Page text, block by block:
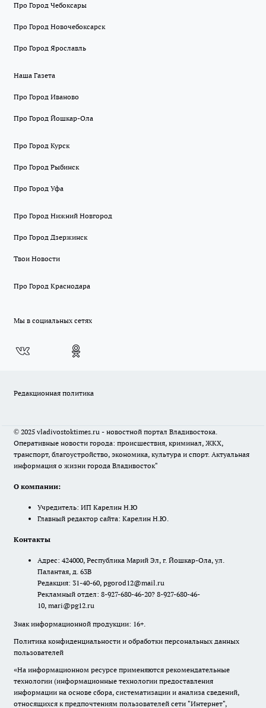
Про Город Чебоксары
Про Город Новочебоксарск
Про Город Ярославль
Наша Газета
Про Город Иваново
Про Город Йошкар-Ола
Про Город Курск
Про Город Рыбинск
Про Город Уфа
Про Город Нижний Новгород
Про Город Дзержинск
Твои Новости
Про Город Краснодара
Мы в социальных сетях
Редакционная политика
© 2025 vladivostoktimes.ru - новостной портал Владивостока.
Оперативные новости города: происшествия, криминал, ЖКХ,
транспорт, благоустройство, экономика, культура и спорт. Актуальная
информация о жизни города Владивосток"
О компании:
Учредитель: ИП Карелин Н.Ю
Главный редактор сайта: Карелин Н.Ю.
Контакты
Адрес: 424000, Республика Марий Эл, г. Йошкар-Ола, ул.
Палантая, д. 63В
Редакция: 31-40-60, pgorod12@mail.ru
Рекламный отдел: 8-927-680-46-20? 8-927-680-46-
10, mari@pg12.ru
Знак информационной продукции: 16+.
Политика конфиденциальности и обработки персональных данных
пользователей
«На информационном ресурсе применяются рекомендательные
технологии (информационные технологии предоставления
информации на основе сбора, систематизации и анализа сведений,
относящихся к предпочтениям пользователей сети "Интернет",